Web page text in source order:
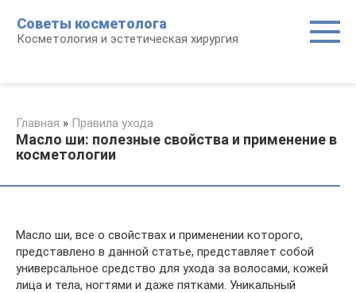
контенту
Советы косметолога
Косметология и эстетическая хирургия
Главная » Правила ухода
Масло ши: полезные свойства и применение в
косметологии
Масло ши, все о свойствах и применении которого,
представлено в данной статье, представляет собой
универсальное средство для ухода за волосами, кожей
лица и тела, ногтями и даже пятками. Уникальный